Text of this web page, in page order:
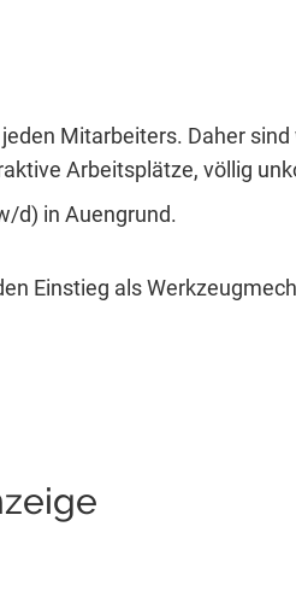
Mitarbeiters. Daher
Arbeitsplätze, völlig
d) in Auengrund.
Einstieg als